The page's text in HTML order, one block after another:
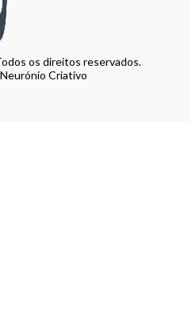
os direitos reservados.
Criativo